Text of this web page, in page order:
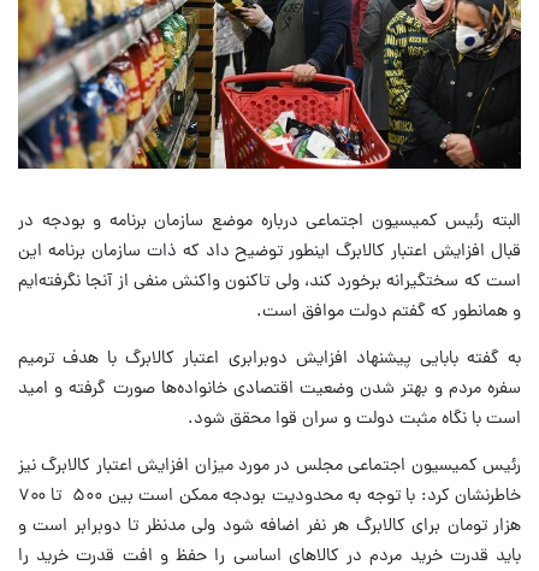
البته رئیس کمیسیون اجتماعی درباره موضع سازمان برنامه و بودجه در
قبال افزایش اعتبار کالابرگ اینطور توضیح داد که ذات سازمان برنامه این
است که سختگیرانه برخورد کند، ولی تاکنون واکنش منفی از آنجا نگرفته‌ایم
و همانطور که گفتم دولت موافق است.
به گفته بابایی پیشنهاد افزایش دوبرابری اعتبار کالابرگ با هدف ترمیم
سفره مردم و بهتر شدن وضعیت اقتصادی خانواده‌ها صورت گرفته و امید
است با نگاه مثبت دولت و سران قوا محقق شود.
رئیس کمیسیون اجتماعی مجلس در مورد میزان افزایش اعتبار کالابرگ نیز
خاطرنشان کرد: با توجه به محدودیت بودجه ممکن است بین ۵۰۰ تا ۷۰۰
هزار تومان برای کالابرگ هر نفر اضافه شود ولی مدنظر تا دوبرابر است و
باید قدرت خرید مردم در کالاهای اساسی را حفظ و افت قدرت خرید را